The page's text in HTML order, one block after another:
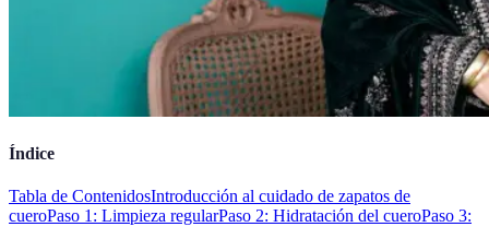
Índice
Tabla de ContenidosIntroducción al cuidado de zapatos de
cueroPaso 1: Limpieza regularPaso 2: Hidratación del cueroPaso 3: